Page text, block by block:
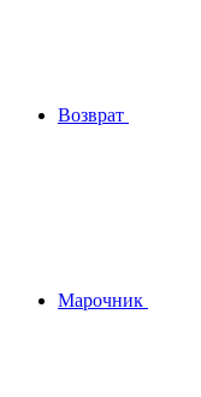
Возврат
Марочник